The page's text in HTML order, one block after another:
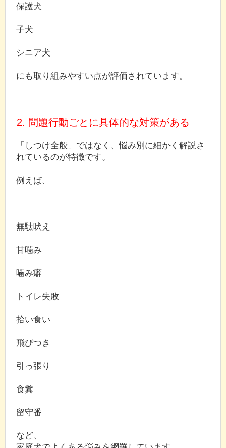
保護犬
子犬
シニア犬
にも取り組みやすい点が評価されています。
2. 問題行動ごとに具体的な対策がある
「しつけ全般」ではなく、悩み別に細かく解説さ
れているのが特徴です。
例えば、
無駄吠え
甘噛み
噛み癖
トイレ失敗
拾い食い
飛びつき
引っ張り
食糞
留守番
など、